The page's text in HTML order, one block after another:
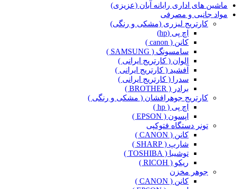
ماشین های اداری رایانه آبان (عزیزی)
مواد جانبی و مصرفی
کارتریج لیزری (مشکی و رنگی)
اچ پی (hp)
کانن ( canon )
سامسونگ ( SAMSUNG )
الوان ( کارتریج ایرانی )
آفشید ( کارتریج ایرانی )
سدرا ( کارتریج ایرانی )
برادر ( BROTHER )
کارتریج جوهرافشان ( مشکی و رنگی )
اچ پی ( hp )
اپسون ( EPSON )
تونر دستگاه فتوکپی
کانن ( CANON )
شارپ ( SHARP )
توشیبا ( TOSHIBA )
ریکو ( RICOH )
جوهر مخزن
کانن ( CANON )